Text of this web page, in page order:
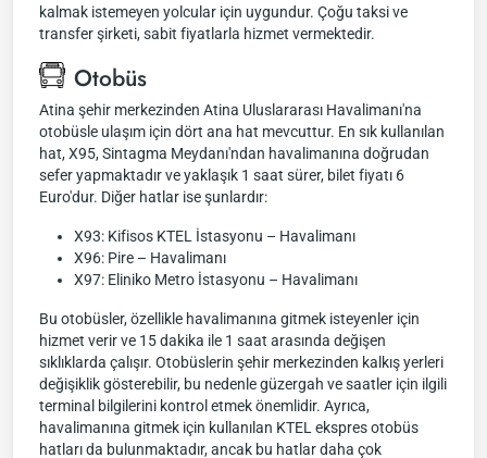
kalmak istemeyen yolcular için uygundur. Çoğu taksi ve
transfer şirketi, sabit fiyatlarla hizmet vermektedir.
Otobüs
Atina şehir merkezinden Atina Uluslararası Havalimanı'na
otobüsle ulaşım için dört ana hat mevcuttur. En sık kullanılan
hat, X95, Sintagma Meydanı'ndan havalimanına doğrudan
sefer yapmaktadır ve yaklaşık 1 saat sürer, bilet fiyatı 6
Euro'dur. Diğer hatlar ise şunlardır:
X93: Kifisos KTEL İstasyonu – Havalimanı
X96: Pire – Havalimanı
X97: Eliniko Metro İstasyonu – Havalimanı
Bu otobüsler, özellikle havalimanına gitmek isteyenler için
hizmet verir ve 15 dakika ile 1 saat arasında değişen
sıklıklarda çalışır. Otobüslerin şehir merkezinden kalkış yerleri
değişiklik gösterebilir, bu nedenle güzergah ve saatler için ilgili
terminal bilgilerini kontrol etmek önemlidir. Ayrıca,
havalimanına gitmek için kullanılan KTEL ekspres otobüs
hatları da bulunmaktadır, ancak bu hatlar daha çok